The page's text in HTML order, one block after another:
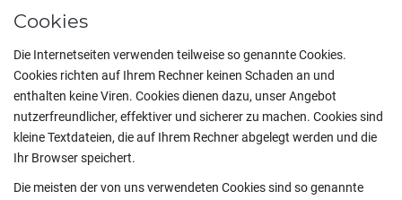
Cookies
Die Internetseiten verwenden teilweise so genannte Cookies.
Cookies richten auf Ihrem Rechner keinen Schaden an und
enthalten keine Viren. Cookies dienen dazu, unser Angebot
nutzerfreundlicher, effektiver und sicherer zu machen. Cookies sind
kleine Textdateien, die auf Ihrem Rechner abgelegt werden und die
Ihr Browser speichert.
Die meisten der von uns verwendeten Cookies sind so genannte